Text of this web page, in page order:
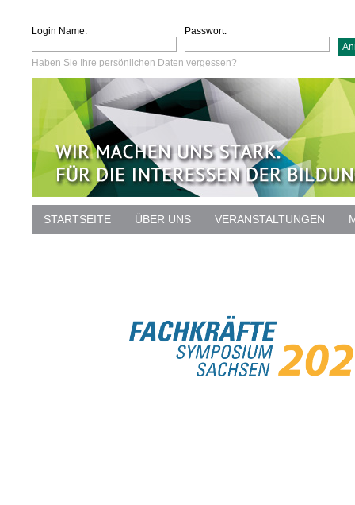
Login Name: Passwort:
Haben Sie Ihre persönlichen Daten vergessen?
STARTSEITE ÜBER UNS VERANSTALTUNGEN